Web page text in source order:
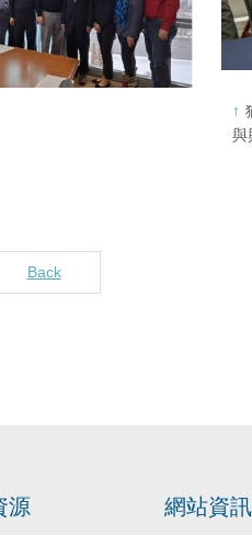
與
Back
源 網站資訊